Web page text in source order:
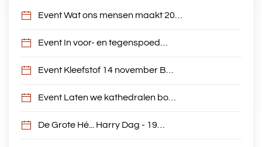
Event Wat ons mensen maakt 20…
Event In voor- en tegenspoed…
Event Kleefstof 14 november B…
Event Laten we kathedralen bo…
De Grote Hé... Harry Dag - 19…